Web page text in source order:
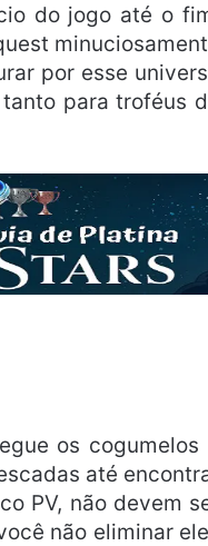
do jogo até o
por esse
para troféus
os cogumelos
até
PV, não devem
não eliminar